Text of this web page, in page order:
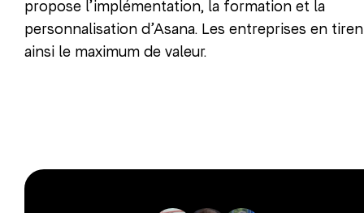
propose l’implémentation, la formation et la
personnalisation d’Asana. Les entreprises en
ainsi le maximum de valeur.